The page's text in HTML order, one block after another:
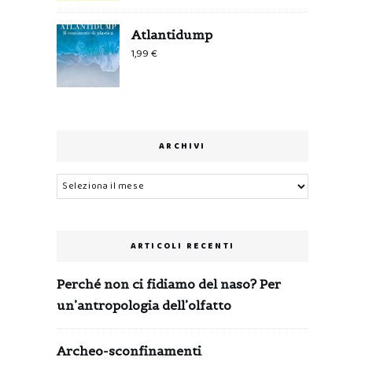
Atlantidump
1,99€
ARCHIVI
Archivi
ARTICOLI RECENTI
Perché non ci fidiamo del naso? Per
un’antropologia dell’olfatto
Archeo-sconfinamenti